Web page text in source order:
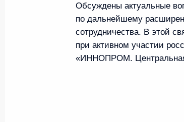
Обсуждены актуальные
по дальнейшему
сотрудничества. В этой
при активном участии
«ИННОПРОМ.